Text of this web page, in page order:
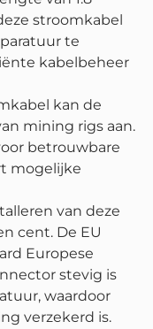
stroomkabel
te
kabelbeheer
kan de
mining rigs aan.
betrouwbare
mogelijke
van deze
cent. De EU
Europese
stevig is
waardoor
verzekerd is.